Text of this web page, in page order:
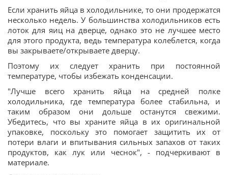
Если хранить яйца в холодильнике, то они продержатся
несколько недель. У большинства холодильников есть
лоток для яиц на дверце, однако это не лучшее место
для этого продукта, ведь температура колеблется, когда
вы закрываете/открываете дверцу.
Поэтому их следует хранить при постоянной
температуре, чтобы избежать конденсации.
"Лучше всего хранить яйца на средней полке
холодильника, где температура более стабильна, и
таким образом они дольше останутся свежими.
Убедитесь, что вы храните яйца в их оригинальной
упаковке, поскольку это помогает защитить их от
потери влаги и впитывания сильных запахов от таких
продуктов, как лук или чеснок", - подчеркивают в
материале.